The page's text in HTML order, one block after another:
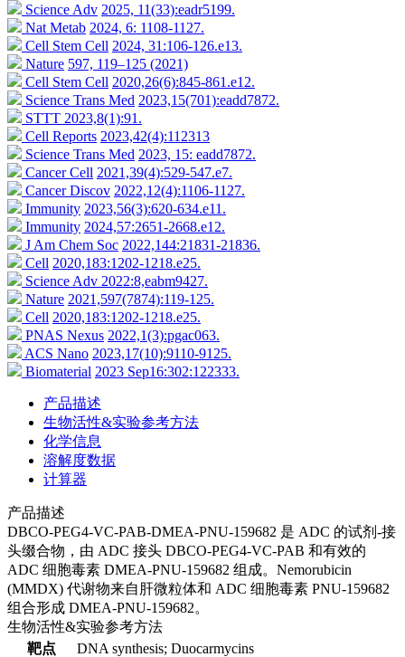
Science Adv 2025, 11(33):eadr5199.
Nat Metab 2024, 6: 1108-1127.
Cell Stem Cell 2024, 31:106-126.e13.
Nature 597, 119–125 (2021)
Cell Stem Cell 2020,26(6):845-861.e12.
Science Trans Med 2023,15(701):eadd7872.
STTT 2023,8(1):91.
Cell Reports 2023,42(4):112313
Science Trans Med 2023, 15: eadd7872.
Cancer Cell 2021,39(4):529-547.e7.
Cancer Discov 2022,12(4):1106-1127.
Immunity 2023,56(3):620-634.e11.
Immunity 2024,57:2651-2668.e12.
J Am Chem Soc 2022,144:21831-21836.
Cell 2020,183:1202-1218.e25.
Science Adv 2022:8,eabm9427.
Nature 2021,597(7874):119-125.
Cell 2020,183:1202-1218.e25.
PNAS Nexus 2022,1(3):pgac063.
ACS Nano 2023,17(10):9110-9125.
Biomaterial 2023 Sep16:302:122333.
产品描述
生物活性&实验参考方法
化学信息
溶解度数据
计算器
产品描述
DBCO-PEG4-VC-PAB-DMEA-PNU-159682 是 ADC 的试剂-接
头缀合物，由 ADC 接头 DBCO-PEG4-VC-PAB 和有效的
ADC 细胞毒素 DMEA-PNU-159682 组成。Nemorubicin
(MMDX) 代谢物来自肝微粒体和 ADC 细胞毒素 PNU-159682
组合形成 DMEA-PNU-159682。
生物活性&实验参考方法
靶点
DNA synthesis; Duocarmycins